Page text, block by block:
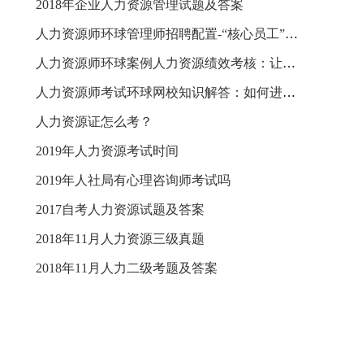
2018年企业人力资源管理试题及答案
人力资源师环球管理师招聘配置-“核心员工”招聘技巧
人力资源师环球案例人力资源绩效考核：让绩效管理成为核
人力资源师考试环球网校知识解答：如何进行职位评估
人力资源证怎么考？
2019年人力资源考试时间
2019年人社局有心理咨询师考试吗
2017自考人力资源试题及答案
2018年11月人力资源三级真题
2018年11月人力二级考题及答案